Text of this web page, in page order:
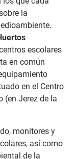
la
escolares
en común
en el Centro
(en Jerez de la
monitores y
así como
de la